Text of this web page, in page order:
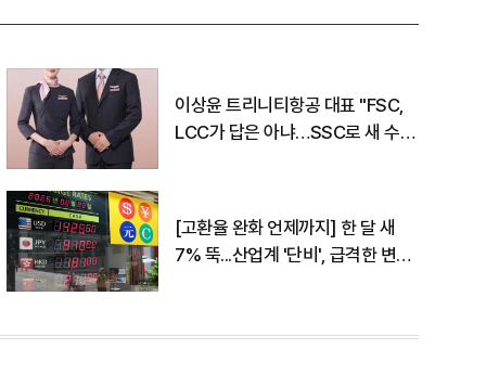
이상윤 트리니티항공 대표 "FSC,
LCC가 답은 아냐…SSC로 새 수요
[고환율 완화 언제까지] 한 달 새
7% 뚝...산업계 '단비', 급격한 변동